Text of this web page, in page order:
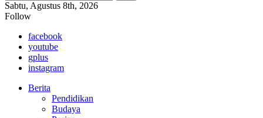
Sabtu, Agustus 8th, 2026
Follow
facebook
youtube
gplus
instagram
Berita
Pendidikan
Budaya